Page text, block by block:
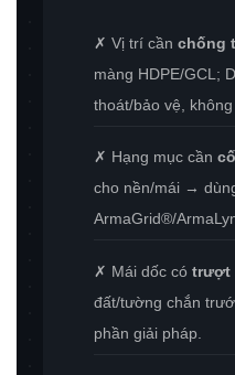
✗ Vị trí cầnchống
màng HDPE/GCL;
thoát/bảo vệ, không
✗ Hạng mục cần
cho nền/mái →
ArmaGrid®/
✗ Mái dốc cótrượt
đất/tường chắn
phần giải pháp.